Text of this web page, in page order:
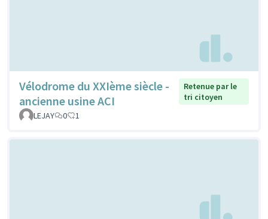
Vélodrome du XXIème siècle -
ancienne usine ACI
Retenue par le
tri citoyen
LEJAY
0 1